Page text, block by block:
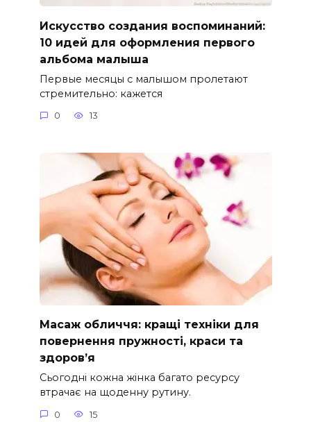
Искусство создания воспоминаний:
10 идей для оформления первого
альбома малыша
Первые месяцы с малышом пролетают
стремительно: кажется
0 13
Масаж обличчя: кращі техніки для
повернення пружності, краси та
здоров’я
Сьогодні кожна жінка багато ресурсу
втрачає на щоденну рутину.
0 15